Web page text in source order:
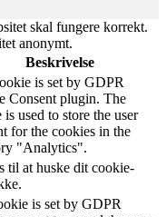
skal fungere korrekt.
anonymt.
Beskrivelse
is set by GDPR
Consent plugin. The
is used to store the user
for the cookies in the
"Analytics".
til at huske dit cookie-
is set by GDPR